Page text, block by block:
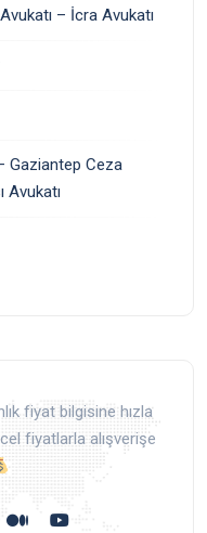
– İcra Avukatı
Gaziantep Ceza
Avukatı
fiyat bilgisine hızla
fiyatlarla alışverişe